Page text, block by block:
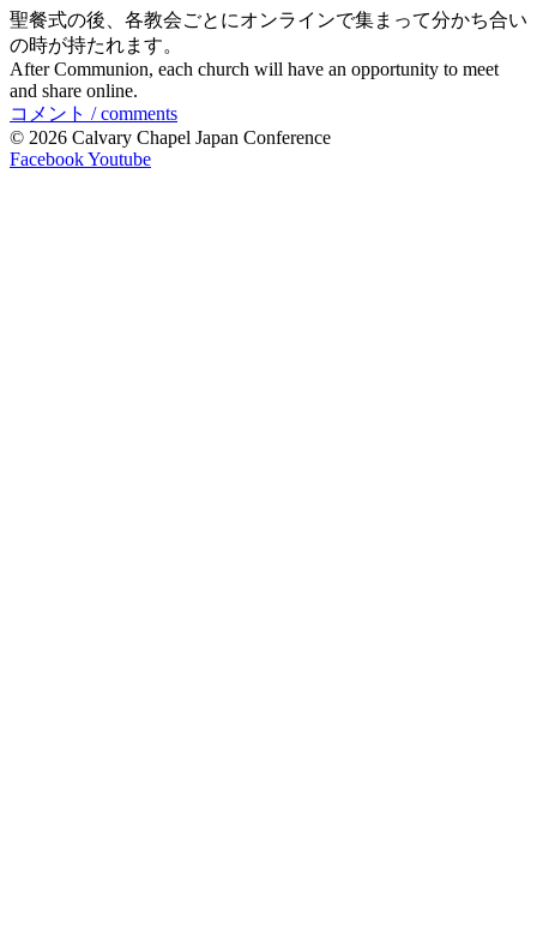
聖餐式の後、各教会ごとにオンラインで集まって分かち合い
の時が持たれます。
After Communion, each church will have an opportunity to meet
and share online.
コメント / comments
© 2026 Calvary Chapel Japan Conference
FacebookYoutube